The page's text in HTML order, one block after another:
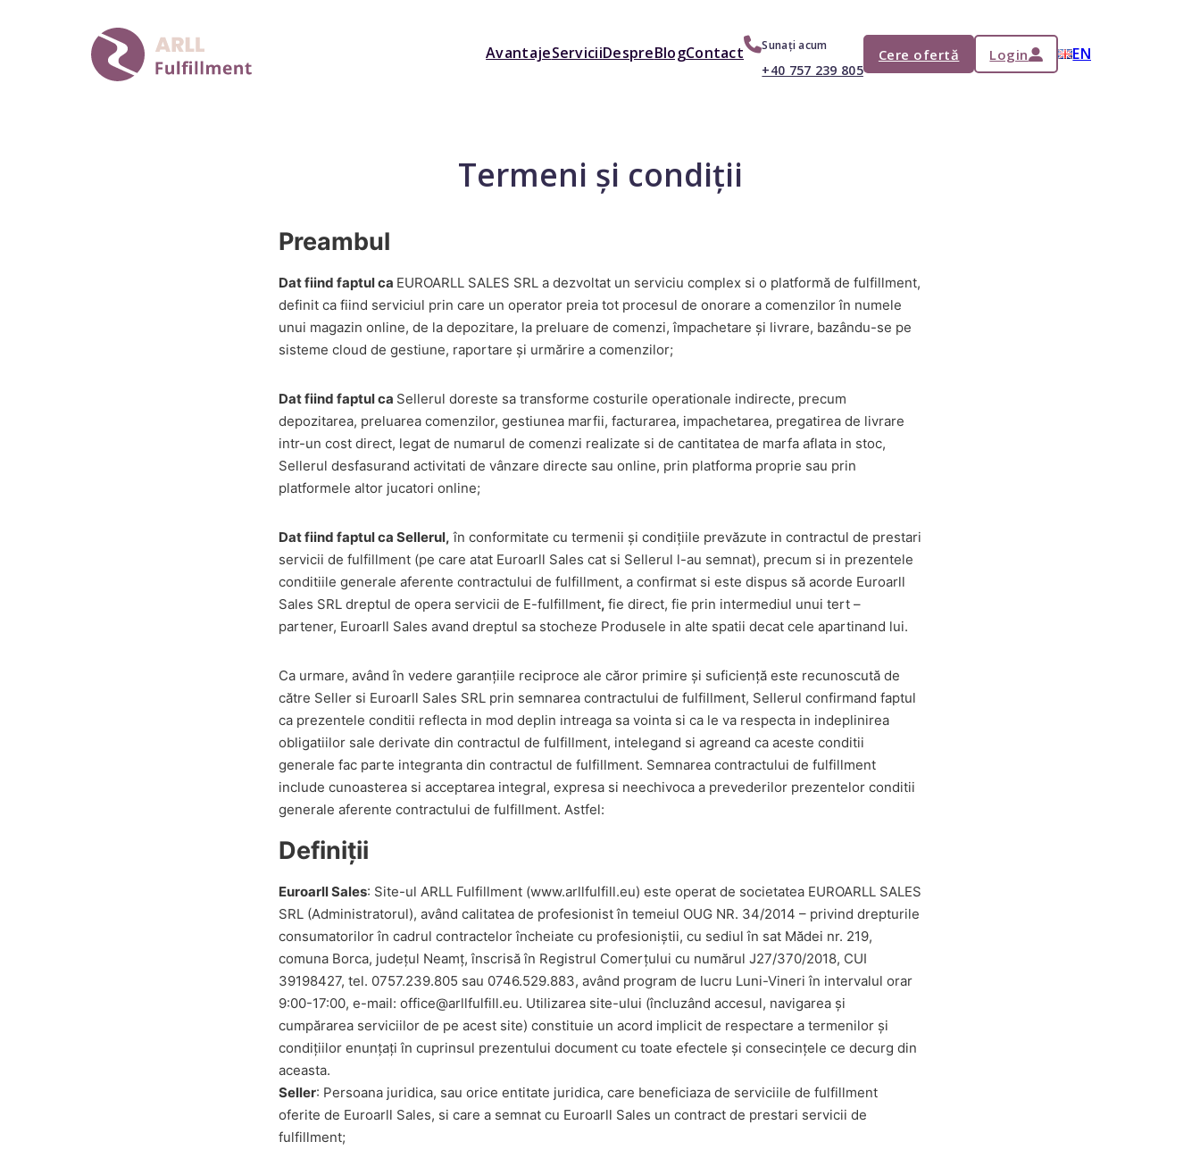
AvantajeServiciiDespreBlogContact Sunați acum
+40 757 239 805
Cere ofertă Login EN
Termeni și condiții
Preambul
Dat fiind faptul ca EUROARLL SALES SRL a dezvoltat un serviciu complex si o platformă de fulfillment,
definit ca fiind serviciul prin care un operator preia tot procesul de onorare a comenzilor în numele
unui magazin online, de la depozitare, la preluare de comenzi, împachetare și livrare, bazându-se pe
sisteme cloud de gestiune, raportare și urmărire a comenzilor;
Dat fiind faptul ca Sellerul doreste sa transforme costurile operationale indirecte, precum
depozitarea, preluarea comenzilor, gestiunea marfii, facturarea, impachetarea, pregatirea de livrare
intr-un cost direct, legat de numarul de comenzi realizate si de cantitatea de marfa aflata in stoc,
Sellerul desfasurand activitati de vânzare directe sau online, prin platforma proprie sau prin
platformele altor jucatori online;
Dat fiind faptul ca Sellerul, în conformitate cu termenii şi condiţiile prevăzute in contractul de prestari
servicii de fulfillment (pe care atat Euroarll Sales cat si Sellerul l-au semnat), precum si in prezentele
conditiile generale aferente contractului de fulfillment, a confirmat si este dispus să acorde Euroarll
Sales SRL dreptul de opera servicii de E-fulfillment, fie direct, fie prin intermediul unui tert –
partener, Euroarll Sales avand dreptul sa stocheze Produsele in alte spatii decat cele apartinand lui.
Ca urmare, având în vedere garanţiile reciproce ale căror primire şi suficienţă este recunoscută de
către Seller si Euroarll Sales SRL prin semnarea contractului de fulfillment, Sellerul confirmand faptul
ca prezentele conditii reflecta in mod deplin intreaga sa vointa si ca le va respecta in indeplinirea
obligatiilor sale derivate din contractul de fulfillment, intelegand si agreand ca aceste conditii
generale fac parte integranta din contractul de fulfillment. Semnarea contractului de fulfillment
include cunoasterea si acceptarea integral, expresa si neechivoca a prevederilor prezentelor conditii
generale aferente contractului de fulfillment. Astfel:
Definiții
Euroarll Sales: Site-ul ARLL Fulfillment (www.arllfulfill.eu) este operat de societatea EUROARLL SALES
SRL (Administratorul), având calitatea de profesionist în temeiul OUG NR. 34/2014 – privind drepturile
consumatorilor în cadrul contractelor încheiate cu profesioniștii, cu sediul în sat Mădei nr. 219,
comuna Borca, județul Neamț, înscrisă în Registrul Comerțului cu numărul J27/370/2018, CUI
39198427, tel. 0757.239.805 sau 0746.529.883, având program de lucru Luni-Vineri în intervalul orar
9:00-17:00, e-mail: office@arllfulfill.eu. Utilizarea site-ului (încluzând accesul, navigarea și
cumpărarea serviciilor de pe acest site) constituie un acord implicit de respectare a termenilor și
condițiilor enunțați în cuprinsul prezentului document cu toate efectele și consecințele ce decurg din
aceasta.
Seller: Persoana juridica, sau orice entitate juridica, care beneficiaza de serviciile de fulfillment
oferite de Euroarll Sales, si care a semnat cu Euroarll Sales un contract de prestari servicii de
fulfillment;